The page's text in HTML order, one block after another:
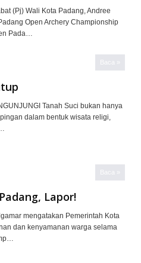
(Pj) Wali Kota Padang, Andree
Open Archery Championship
Pada…
Baca »
Tanah Suci bukan hanya
dalam bentuk wisata religi,
Baca »
Lapor!
mengatakan Pemerintah Kota
dan kenyamanan warga selama